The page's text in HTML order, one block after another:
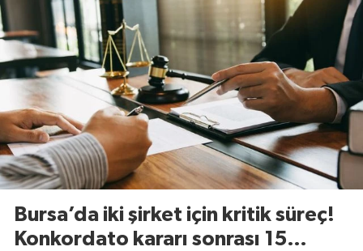
Bursa’da iki şirket için kritik süreç!
Konkordato kararı sonrası 15